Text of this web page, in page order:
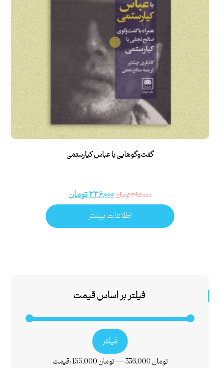
گفت‌وگوهایی با عباس کیارستمی
۳۹۵,۰۰۰تومان۳۳۶,۰۰۰تومان
اطلاعات بیشتر
فیلتر بر اساس قیمت
فیلتر
قیمت: 155,000 تومان— 336,000 تومان